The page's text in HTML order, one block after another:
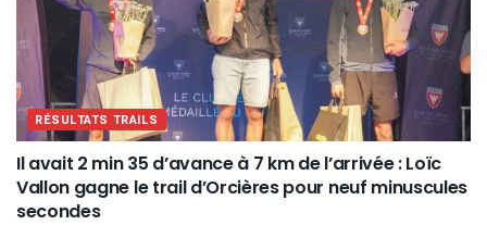
RÉSULTATS TRAILS
Il avait 2 min 35 d’avance à 7 km de l’arrivée : Loïc
Vallon gagne le trail d’Orcières pour neuf minuscules
secondes